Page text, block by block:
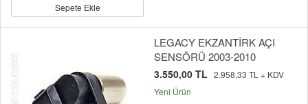
Sepete Ekle
LEGACY EKZANTİRK AÇI
SENSÖRÜ 2003-2010
3.550,00 TL 2.958,33 TL + KDV
Yeni Ürün